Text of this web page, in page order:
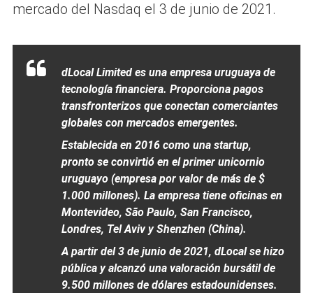
mercado del Nasdaq el 3 de junio de 2021.
dLocal Limited es una empresa uruguaya de
tecnología financiera. Proporciona pagos
transfronterizos que conectan comerciantes
globales con mercados emergentes.
Establecida en 2016 como una startup,
pronto se convirtió en el primer unicornio
uruguayo (empresa por valor de más de $
1.000 millones). La empresa tiene oficinas en
Montevideo, São Paulo, San Francisco,
Londres, Tel Aviv y Shenzhen (China).
A partir del 3 de junio de 2021, dLocal se hizo
pública y alcanzó una valoración bursátil de
9.500 millones de dólares estadounidenses.